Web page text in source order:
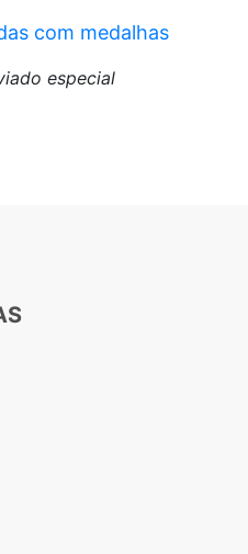
com medalhas
especial